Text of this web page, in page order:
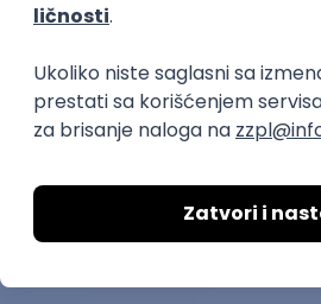
Content Specialist -
društvene mreže (plaćena
praksa)